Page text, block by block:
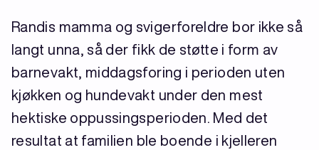
Randis mamma og svigerforeldre bor ikke så
langt unna, så der fikk de støtte i form av
barnevakt, middagsforing i perioden uten
kjøkken og hundevakt under den mest
hektiske oppussingsperioden. Med det
resultat at familien ble boende i kjelleren